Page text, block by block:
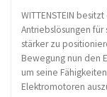
WITTENSTEIN
Antriebslösungen für
stärker zu
Bewegung nun den
um seine
Elektromotoren